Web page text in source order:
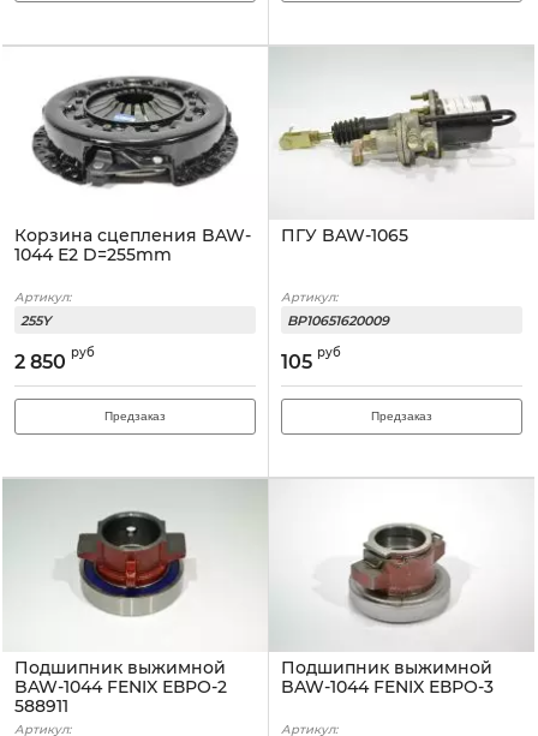
Корзина сцепления BAW-
1044 Е2 D=255mm
Артикул:
255Y
2 850 руб
Предзаказ
ПГУ BAW-1065
Артикул:
BP10651620009
105 руб
Предзаказ
Подшипник выжимной
BAW-1044 FENIX ЕВРО-2
588911
Артикул:
Подшипник выжимной
BAW-1044 FENIX ЕВРО-3
Артикул: